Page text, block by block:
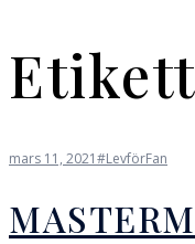
mars 11, 2021#LevförFan